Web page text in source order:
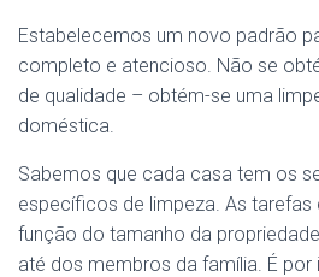
Estabelecemos um novo padrão
completo e atencioso. Não se
de qualidade – obtém-se uma
doméstica.
Sabemos que cada casa tem os
específicos de limpeza. As tarefas
função do tamanho da
até dos membros da família. É por